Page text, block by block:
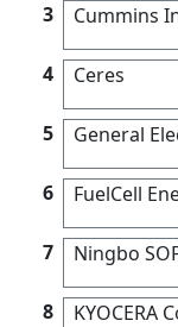
3 Cummins
4 Ceres
5 General
6 FuelCell
7 Ningbo
8 KYOCERA